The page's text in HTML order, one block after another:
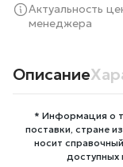
Актуальность
менеджера
Описание
* Информация о
поставки, стране
носит
доступных